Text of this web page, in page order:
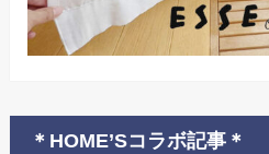
＊HOME’Sコラボ記事＊